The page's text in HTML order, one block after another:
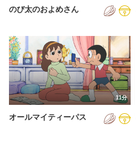
2019年
2020年
2021年
2022年
のび太のおよめさん
11分
オールマイティーパス